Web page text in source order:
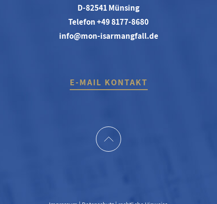
D-82541 Münsing
Telefon +49 8177-8680
info@mon-isarmangfall.de
E-MAIL KONTAKT